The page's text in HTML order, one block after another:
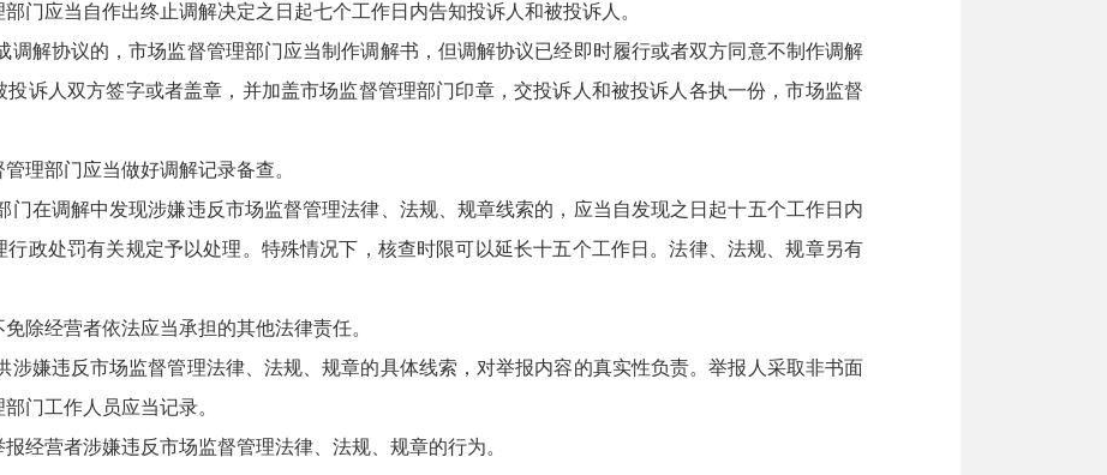
应当自作出终止调解决定之日起七个工作日内告知投诉人和被投诉人。
调解协议的，市场监督管理部门应当制作调解书，但调解协议已经即时履行或者双方同意不制作调解
诉人双方签字或者盖章，并加盖市场监督管理部门印章，交投诉人和被投诉人各执一份，市场监督
部门应当做好调解记录备查。
门在调解中发现涉嫌违反市场监督管理法律、法规、规章线索的，应当自发现之日起十五个工作日内
政处罚有关规定予以处理。特殊情况下，核查时限可以延长十五个工作日。法律、法规、规章另有
经营者依法应当承担的其他法律责任。
涉嫌违反市场监督管理法律、法规、规章的具体线索，对举报内容的真实性负责。举报人采取非书面
门工作人员应当记录。
营者涉嫌违反市场监督管理法律、法规、规章的行为。